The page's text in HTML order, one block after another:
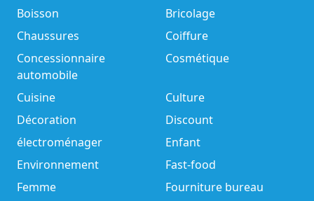
Boisson
Bricolage
Chaussures
Coiffure
Concessionnaire
automobile
Cosmétique
Cuisine
Culture
Décoration
Discount
électroménager
Enfant
Environnement
Fast-food
Femme
Fourniture bureau